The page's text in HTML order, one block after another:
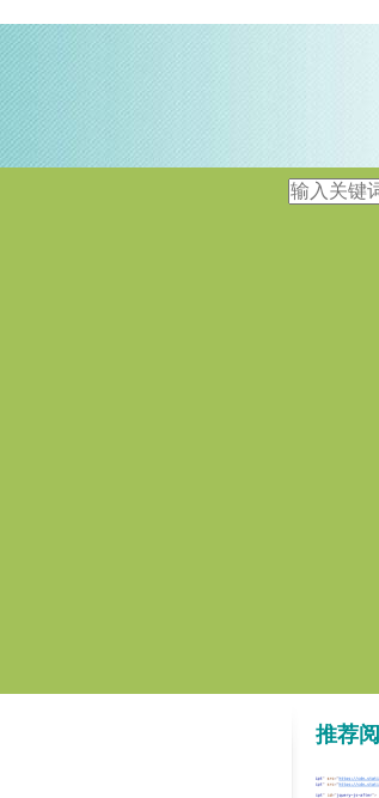
推荐